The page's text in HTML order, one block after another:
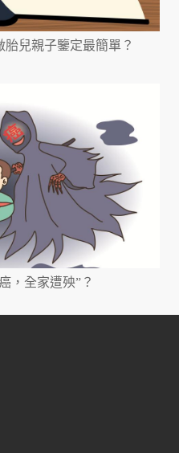
兒親子鑒定最簡單？
，全家遭殃”？